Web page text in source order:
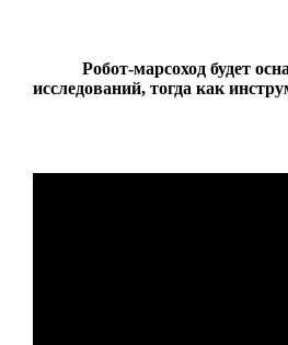
Робот-марсоход будет
исследований, тогда как